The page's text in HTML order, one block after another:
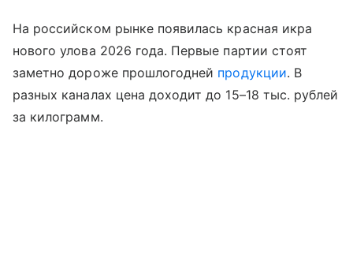
На российском рынке появилась красная икра
нового улова 2026 года. Первые партии стоят
заметно дороже прошлогодней продукции. В
разных каналах цена доходит до 15–18 тыс. рублей
за килограмм.